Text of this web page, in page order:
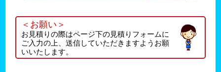
＜お願い＞
お見積りの際はページ下の見積りフォームに
ご入力の上、送信していただきますようお願
いいたします。